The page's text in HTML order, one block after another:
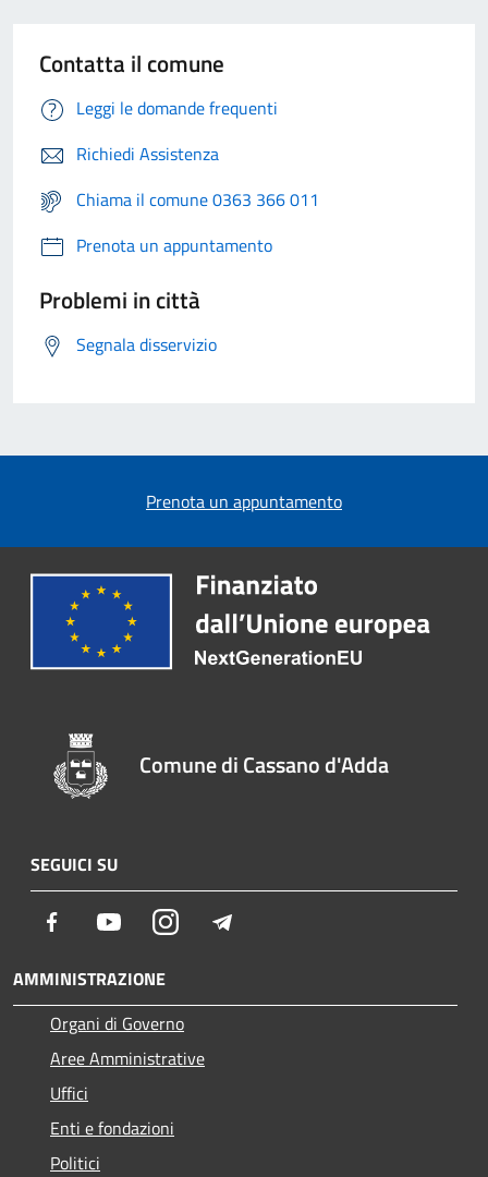
Contatta il comune
Leggi le domande frequenti
Richiedi Assistenza
Chiama il comune 0363 366 011
Prenota un appuntamento
Problemi in città
Segnala disservizio
Prenota un appuntamento
Comune di Cassano d'Adda
SEGUICI SU
Facebook YoutubeInstagram
AMMINISTRAZIONE
Organi di Governo
Aree Amministrative
Uffici
Enti e fondazioni
Politici